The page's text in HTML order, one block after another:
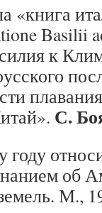
«книга
Basilii
к
С.
году
об
М.,